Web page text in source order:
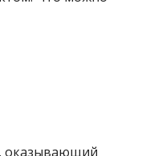
оказывающий